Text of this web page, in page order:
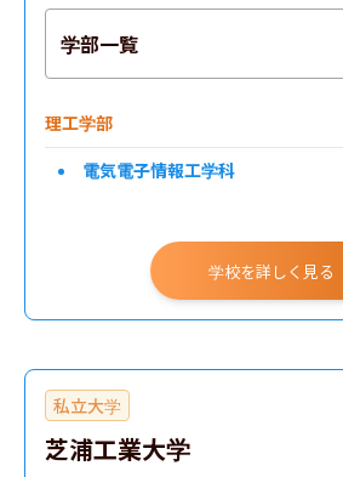
学部一覧
理工学部
電気電子情報工学科
学校を詳しく見る
私立大学
芝浦工業大学